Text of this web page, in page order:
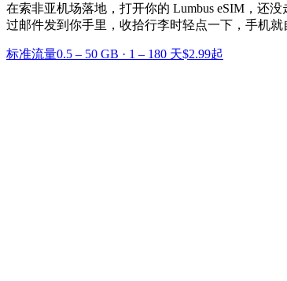
在索非亚机场落地，打开你的 Lumbus eSIM，还
过邮件发到你手里，收拾行李时轻点一下，手机
标准流量0.5 – 50 GB · 1 – 180 天$2.99起